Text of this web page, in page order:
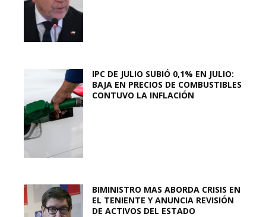
IPC DE JULIO SUBIÓ 0,1% EN JULIO:
BAJA EN PRECIOS DE COMBUSTIBLES
CONTUVO LA INFLACIÓN
BIMINISTRO MAS ABORDA CRISIS EN
EL TENIENTE Y ANUNCIA REVISIÓN
DE ACTIVOS DEL ESTADO